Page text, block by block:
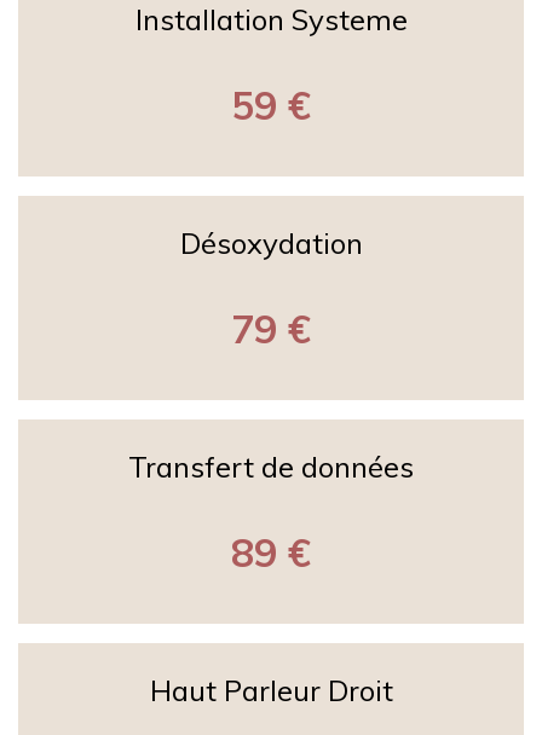
Installation Systeme
59 €
Désoxydation
79 €
Transfert de données
89 €
Haut Parleur Droit